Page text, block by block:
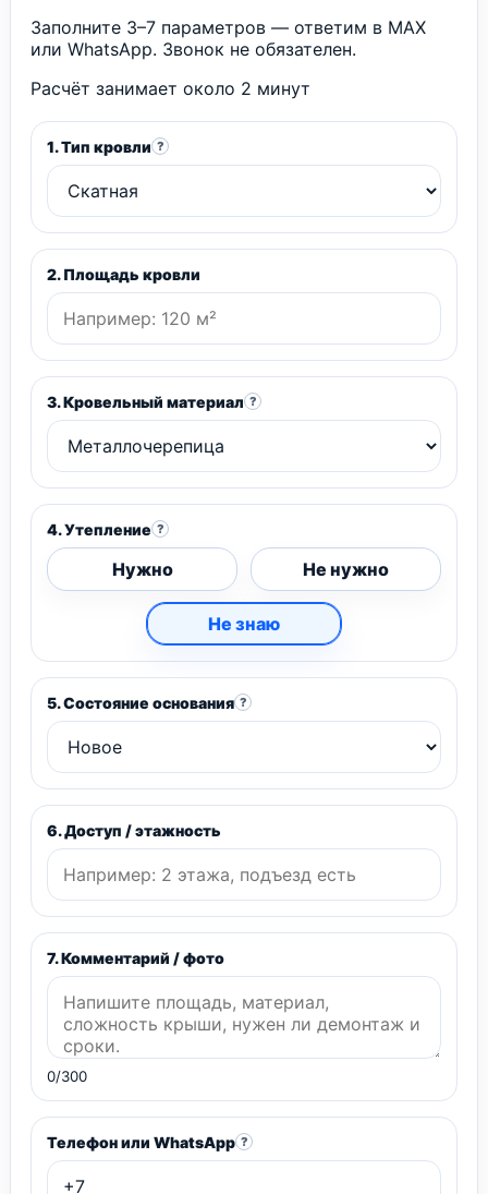
Заполните 3–7 параметров — ответим в MAX
или WhatsApp. Звонок не обязателен.
Расчёт занимает около 2 минут
1. Тип кровли ?
2. Площадь кровли
3. Кровельный материал ?
4. Утепление ?
Нужно Не нужно
Не знаю
5. Состояние основания ?
6. Доступ / этажность
7. Комментарий / фото
0/300
Телефон или WhatsApp ?